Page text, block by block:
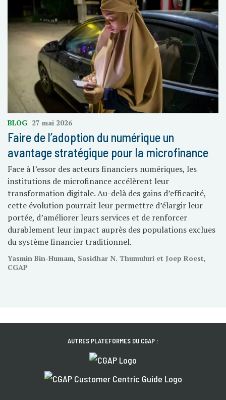
BLOG 27 mai 2026
Faire de l’adoption du numérique un
avantage stratégique pour la microfinance
Face à l’essor des acteurs financiers numériques, les
institutions de microfinance accélèrent leur
transformation digitale. Au-delà des gains d’efficacité,
cette évolution pourrait leur permettre d’élargir leur
portée, d’améliorer leurs services et de renforcer
durablement leur impact auprès des populations exclues
du système financier traditionnel.
Yasmin Bin-Humam, Sasidhar N. Thumuluri et Joep Roest,
CGAP
AUTRES PLATEFORMES DU CGAP :